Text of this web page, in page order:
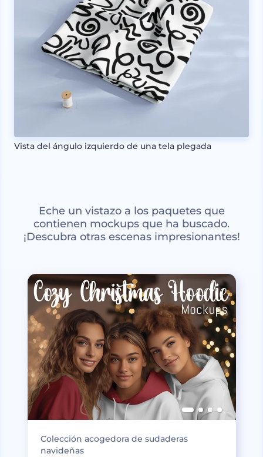
Vista del ángulo izquierdo de una tela plegada
Eche un vistazo a los paquetes que
contienen mockups que ha buscado.
¡Descubra otras escenas impresionantes!
Colección acogedora de sudaderas
navideñas